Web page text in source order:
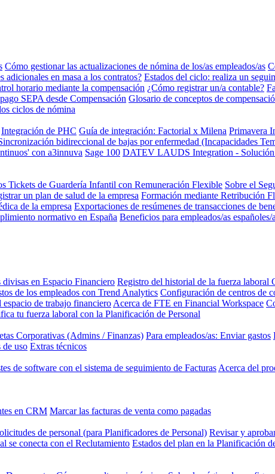
Cómo gestionar las actualizaciones de nómina de los/as empleados/as
adicionales en masa a los contratos? Estados del ciclo: realiza un
horario mediante la compensación ¿Cómo registrar un/a contable?
SEPA desde Compensación Glosario de conceptos de
ciclos de nómina
Integración de PHC Guía de integración: Factorial x Milena Primavera
bidireccional de bajas por enfermedad (Incapacidades
con a3innuva Sage 100 DATEV LAUDS Integration - Solución
Tickets de Guardería Infantil con Remuneración Flexible Sobre el
un plan de salud de la empresa Formación mediante Retribución
de la empresa Exportaciones de resúmenes de transacciones de
normativo en España Beneficios para empleados/as españoles/
en Espacio Financiero Registro del historial de la fuerza laboral
de los empleados con Trend Analytics Configuración de centros de
de trabajo financiero Acerca de FTE en Financial Workspace
tu fuerza laboral con la Planificación de Personal
Corporativas (Admins / Finanzas) Para empleados/as: Enviar gastos
de uso Extras técnicos
de software con el sistema de seguimiento de Facturas Acerca del
en CRM Marcar las facturas de venta como pagadas
de personal (para Planificadores de Personal) Revisar y
se conecta con el Reclutamiento Estados del plan en la Planificación